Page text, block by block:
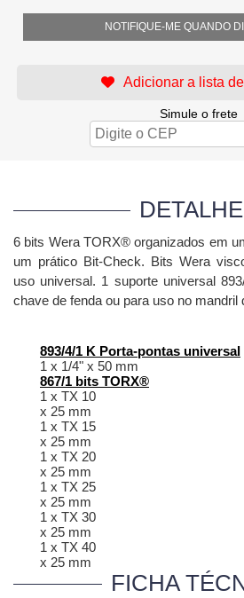
NOTIFIQUE-ME QUANDO
Simule o frete
6 bits Wera TORX® organizados em
um prático Bit-Check. Bits Wera
uso universal. 1 suporte universal
chave de fenda ou para uso no mandril
893/4/1 K Porta-pontas universal
1 x 1/4" x 50 mm
867/1 bits TORX®
1 x TX 10
x 25 mm
1 x TX 15
x 25 mm
1 x TX 20
x 25 mm
1 x TX 25
x 25 mm
1 x TX 30
x 25 mm
1 x TX 40
x 25 mm
FICHA